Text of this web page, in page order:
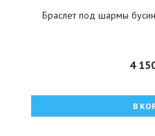
Браслет под шармы
4
В